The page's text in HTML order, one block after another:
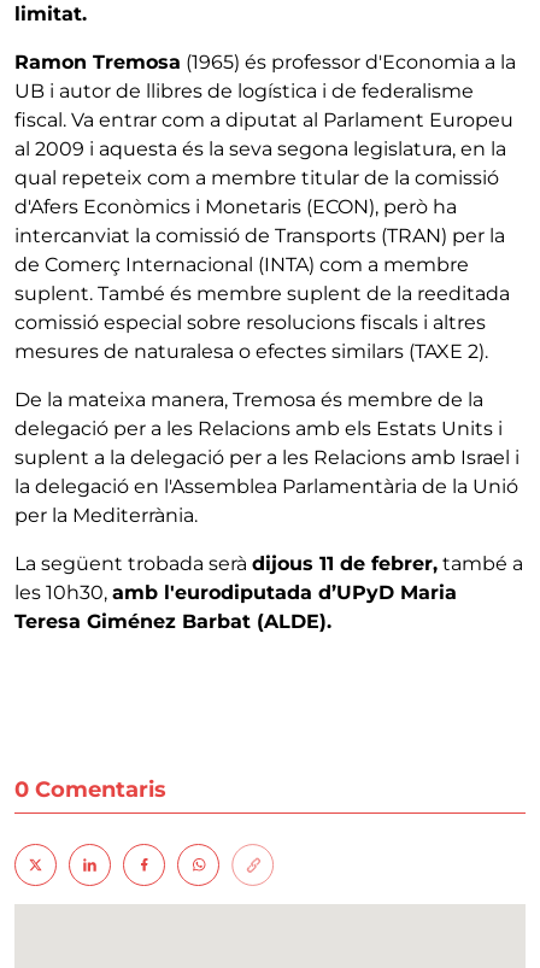
limitat.
Ramon Tremosa (1965) és professor d'Economia a la
UB i autor de llibres de logística i de federalisme
fiscal. Va entrar com a diputat al Parlament Europeu
al 2009 i aquesta és la seva segona legislatura, en la
qual repeteix com a membre titular de la comissió
d'Afers Econòmics i Monetaris (ECON), però ha
intercanviat la comissió de Transports (TRAN) per la
de Comerç Internacional (INTA) com a membre
suplent. També és membre suplent de la reeditada
comissió especial sobre resolucions fiscals i altres
mesures de naturalesa o efectes similars (TAXE 2).
De la mateixa manera, Tremosa és membre de la
delegació per a les Relacions amb els Estats Units i
suplent a la delegació per a les Relacions amb Israel i
la delegació en l'Assemblea Parlamentària de la Unió
per la Mediterrània.
La següent trobada serà dijous 11 de febrer, també a
les 10h30, amb l'eurodiputada d’UPyD Maria
Teresa Giménez Barbat (ALDE).
0 Comentaris